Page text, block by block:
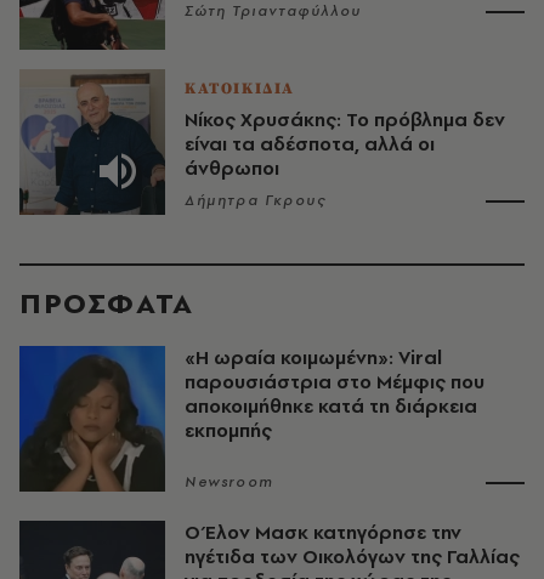
Σώτη Τριανταφύλλου
ΚΑΤΟΙΚΙΔΙΑ
Νίκος Χρυσάκης: Το πρόβλημα δεν
είναι τα αδέσποτα, αλλά οι
άνθρωποι
Δήμητρα Γκρους
ΠΡΟΣΦΑΤΑ
«H ωραία κοιμωμένη»: Viral
παρουσιάστρια στο Μέμφις που
αποκοιμήθηκε κατά τη διάρκεια
εκπομπής
Newsroom
Ο Έλον Μασκ κατηγόρησε την
ηγέτιδα των Οικολόγων της Γαλλίας